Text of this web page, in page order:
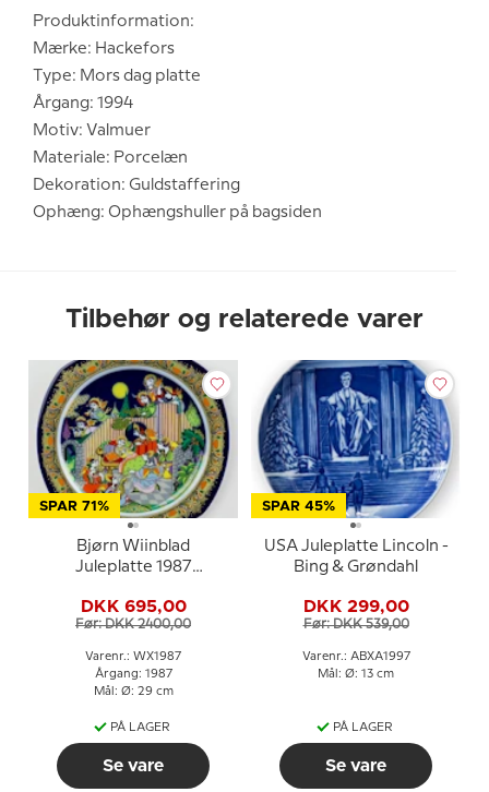
Produktinformation:
Mærke: Hackefors
Type: Mors dag platte
Årgang: 1994
Motiv: Valmuer
Materiale: Porcelæn
Dekoration: Guldstaffering
Ophæng: Ophængshuller på bagsiden
Tilbehør og relaterede varer
SPAR 71%
Bjørn Wiinblad
Juleplatte 1987
DKK 695,00
Før: DKK 2400,00
Varenr.: WX1987
Årgang: 1987
Mål: Ø: 29 cm
PÅ LAGER
Se vare
SPAR 45%
USA Juleplatte Lincoln -
Bing & Grøndahl
DKK 299,00
Før: DKK 539,00
Varenr.: ABXA1997
Mål: Ø: 13 cm
PÅ LAGER
Se vare